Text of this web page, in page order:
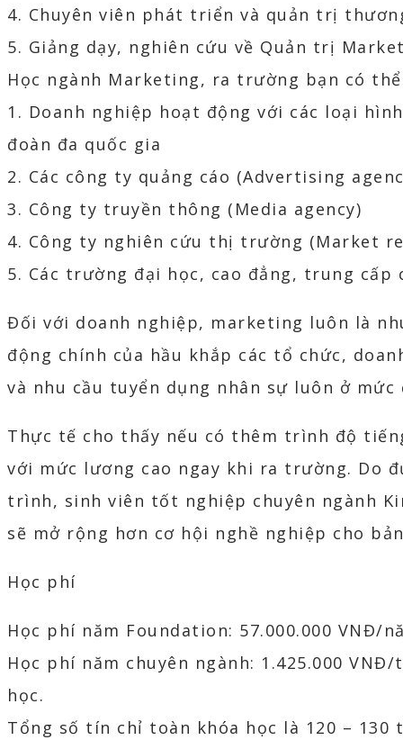
4. Chuyên viên phát triển và quản trị
5. Giảng dạy, nghiên cứu về Quản trị
Học ngành Marketing, ra trường bạn có
1. Doanh nghiệp hoạt động với các loại
đoàn đa quốc gia
2. Các công ty quảng cáo (Advertising
3. Công ty truyền thông (Media agency)
4. Công ty nghiên cứu thị trường (Market
5. Các trường đại học, cao đẳng, trung
Đối với doanh nghiệp, marketing luôn là
động chính của hầu khắp các tổ chức,
và nhu cầu tuyển dụng nhân sự luôn ở mức
Thực tế cho thấy nếu có thêm trình độ
với mức lương cao ngay khi ra trường. Do
trình, sinh viên tốt nghiệp chuyên ngành
sẽ mở rộng hơn cơ hội nghề nghiệp cho
Học phí
Học phí năm Foundation: 57.000.000 VNĐ/
Học phí năm chuyên ngành: 1.425.000
học.
Tổng số tín chỉ toàn khóa học là 120 – 130